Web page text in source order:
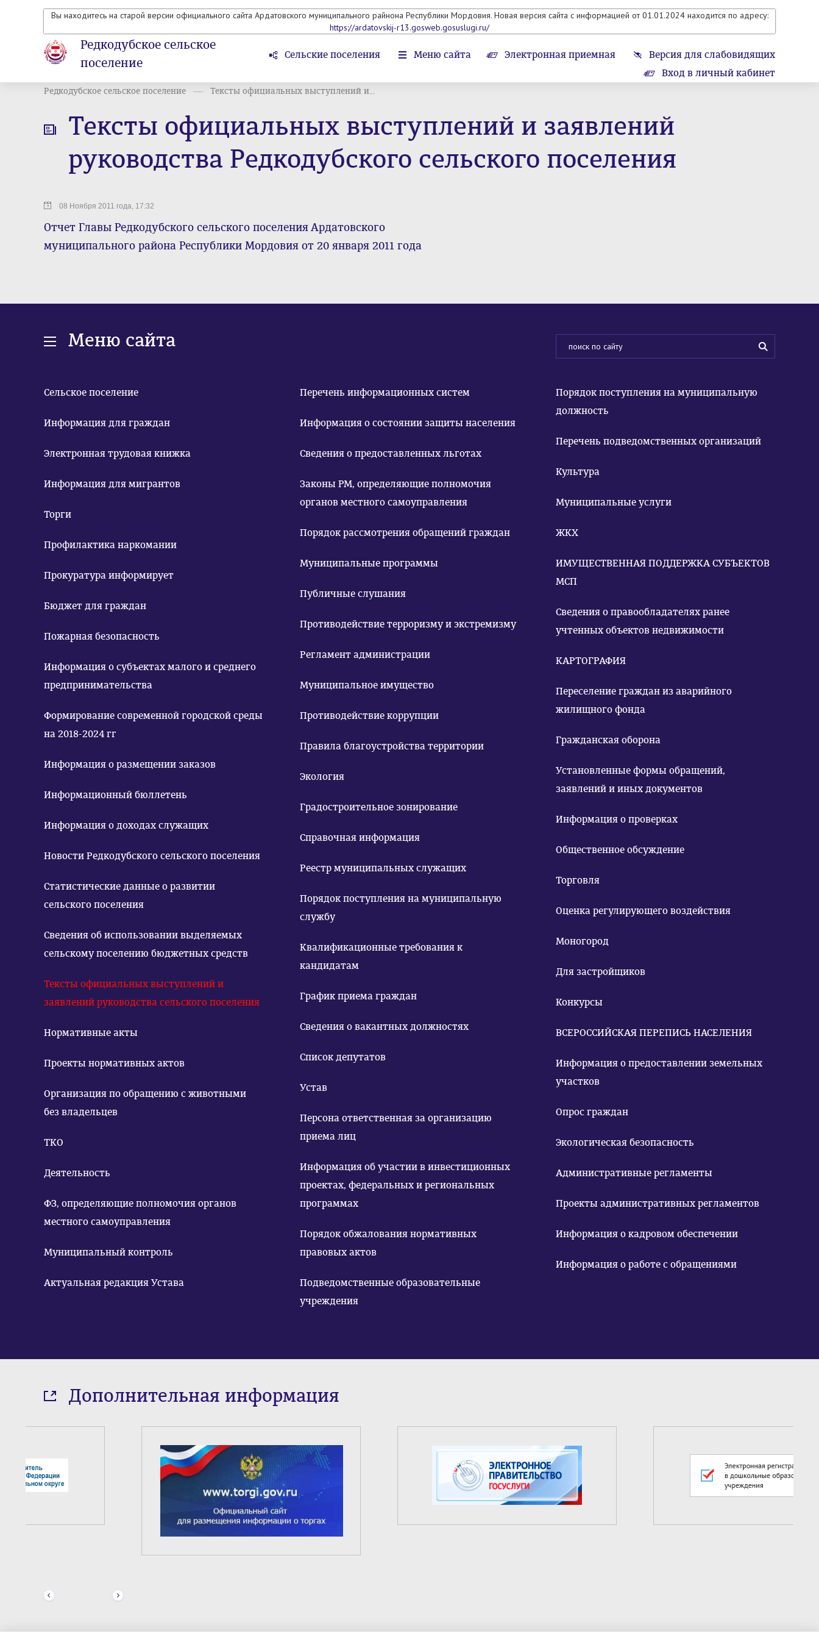
Вы находитесь на старой версии официального сайта Ардатовского муниципального райнона Республики Мордовия. Новая версия сайта с информацией от 01.01.2024 находится по адресу:
https://ardatovskij-r13.gosweb.gosuslugi.ru/
Редкодубское сельское
поселение
Сельские поселения Меню сайта Электронная приемная
Версия для слабовидящих
Вход в личный кабинет
Редкодубское сельское поселение Тексты официальных выступлений и...
Тексты официальных выступлений и заявлений
руководства Редкодубского сельского поселения
08 Ноября 2011 года, 17:32
Отчет Главы Редкодубского сельского поселения Ардатовского
муниципального района Республики Мордовия от 20 января 2011 года
Меню сайта
Сельское поселение
Информация для граждан
Электронная трудовая книжка
Информация для мигрантов
Торги
Профилактика наркомании
Прокуратура информирует
Бюджет для граждан
Пожарная безопасность
Информация о субъектах малого и среднего
предпринимательства
Формирование современной городской среды
на 2018-2024 гг
Информация о размещении заказов
Информационный бюллетень
Информация о доходах служащих
Новости Редкодубского сельского поселения
Статистические данные о развитии
сельского поселения
Сведения об использовании выделяемых
сельскому поселению бюджетных средств
Тексты официальных выступлений и
заявлений руководства сельского поселения
Нормативные акты
Проекты нормативных актов
Организация по обращению с животными
без владельцев
ТКО
Деятельность
ФЗ, определяющие полномочия органов
местного самоуправления
Муниципальный контроль
Актуальная редакция Устава
Перечень информационных систем
Информация о состоянии защиты населения
Сведения о предоставленных льготах
Законы РМ, определяющие полномочия
органов местного самоуправления
Порядок рассмотрения обращений граждан
Муниципальные программы
Публичные слушания
Противодействие терроризму и экстремизму
Регламент администрации
Муниципальное имущество
Противодействие коррупции
Правила благоустройства территории
Экология
Градостроительное зонирование
Справочная информация
Реестр муниципальных служащих
Порядок поступления на муниципальную
службу
Квалификационные требования к
кандидатам
График приема граждан
Сведения о вакантных должностях
Список депутатов
Устав
Персона ответственная за организацию
приема лиц
Информация об участии в инвестиционных
проектах, федеральных и региональных
программах
Порядок обжалования нормативных
правовых актов
Подведомственные образовательные
учреждения
Порядок поступления на муниципальную
должность
Перечень подведомственных организаций
Культура
Муниципальные услуги
ЖКХ
ИМУЩЕСТВЕННАЯ ПОДДЕРЖКА СУБЪЕКТОВ
МСП
Сведения о правообладателях ранее
учтенных объектов недвижимости
КАРТОГРАФИЯ
Переселение граждан из аварийного
жилищного фонда
Гражданская оборона
Установленные формы обращений,
заявлений и иных документов
Информация о проверках
Общественное обсуждение
Торговля
Оценка регулирующего воздействия
Моногород
Для застройщиков
Конкурсы
ВСЕРОССИЙСКАЯ ПЕРЕПИСЬ НАСЕЛЕНИЯ
Информация о предоставлении земельных
участков
Опрос граждан
Экологическая безопасность
Административные регламенты
Проекты административных регламентов
Информация о кадровом обеспечении
Информация о работе с обращениями
Дополнительная информация